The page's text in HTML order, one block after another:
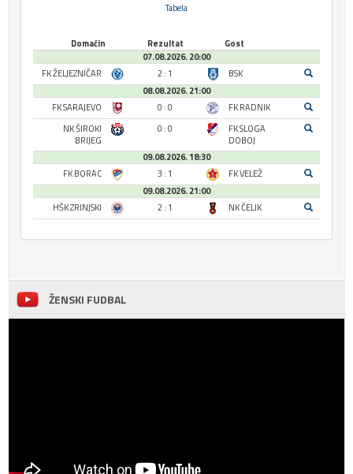
Tabela
Domaćin Rezultat
Gost
07.08.2026. 20:00
FK ŽELJEZNIČAR
2 : 1
BSK
08.08.2026. 21:00
FK SARAJEVO
0 : 0
FK RADNIK
NK ŠIROKI
BRIJEG
0 : 0
FK SLOGA
DOBOJ
09.08.2026. 18:30
FK BORAC
3 : 1
FK VELEŽ
09.08.2026. 21:00
HŠK ZRINJSKI
2 : 1 NK ČELIK
ŽENSKI FUDBAL